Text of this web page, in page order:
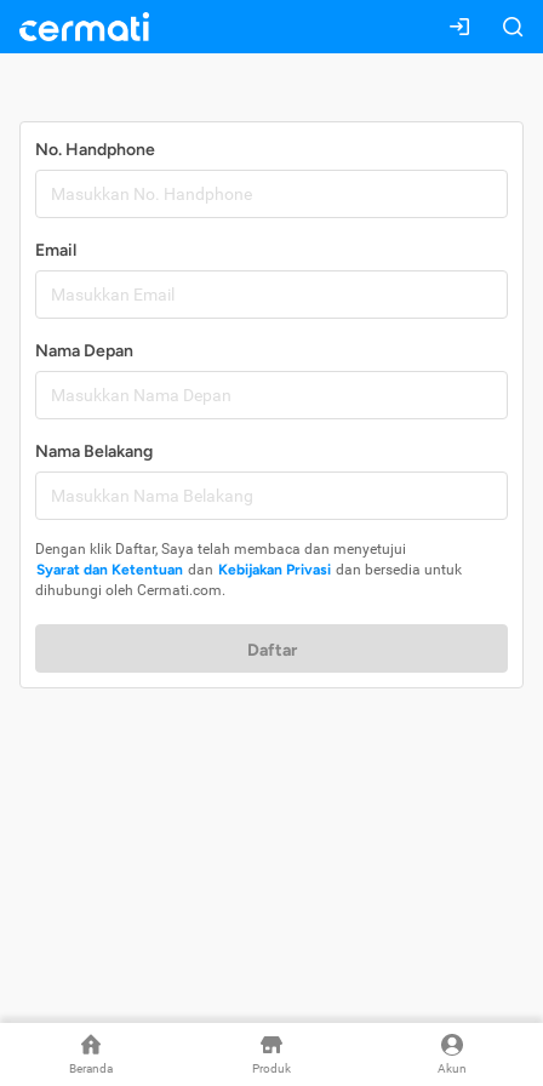
Beranda Produk Akun
No. Handphone
Email
Nama Depan
Nama Belakang
Dengan klik Daftar, Saya telah membaca dan menyetujui
Syarat dan Ketentuan dan Kebijakan Privasi dan bersedia untuk
dihubungi oleh Cermati.com.
Daftar